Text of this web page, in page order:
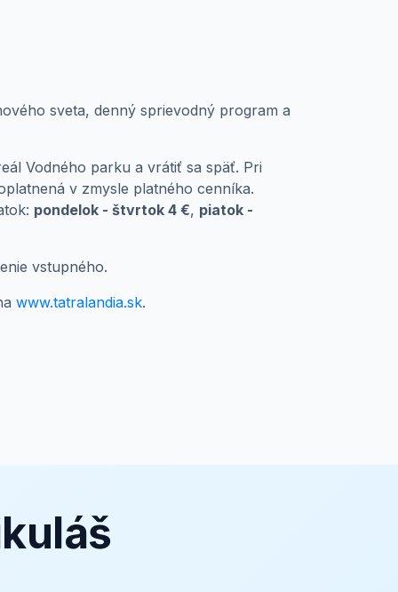
sveta, denný sprievodný program a
Vodného parku a vrátiť sa späť. Pri
v zmysle platného cenníka.
pondelok - štvrtok 4 €, piatok -
vstupného.
www.tatralandia.sk.